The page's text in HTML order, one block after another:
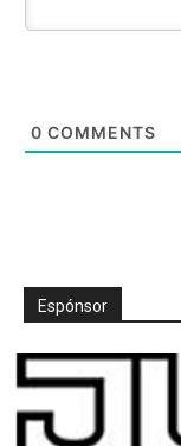
0 COMMENTS
Espónsor